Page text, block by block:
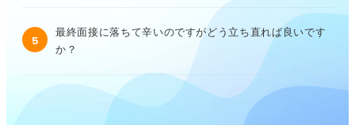
5
最終面接に落ちて辛いのですがどう立ち直れば良いです
か？